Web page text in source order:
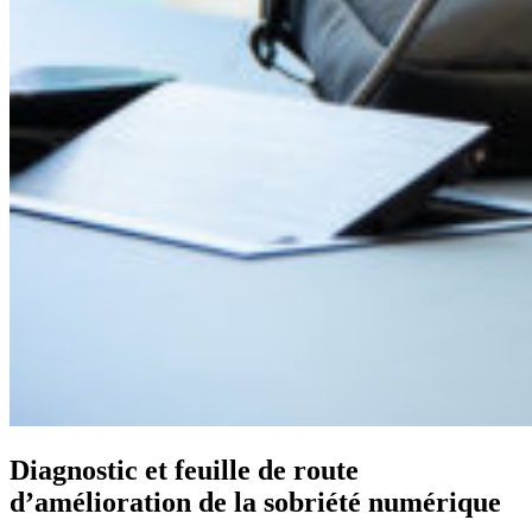
Diagnostic et feuille de route
d’amélioration de la sobriété numérique